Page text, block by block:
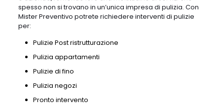
spesso non si trovano in un’unica impresa di pulizia. Con
Mister Preventivo potrete richiedere interventi di pulizie
per:
Pulizie Post ristrutturazione
Pulizia appartamenti
Pulizie di fino
Pulizia negozi
Pronto intervento